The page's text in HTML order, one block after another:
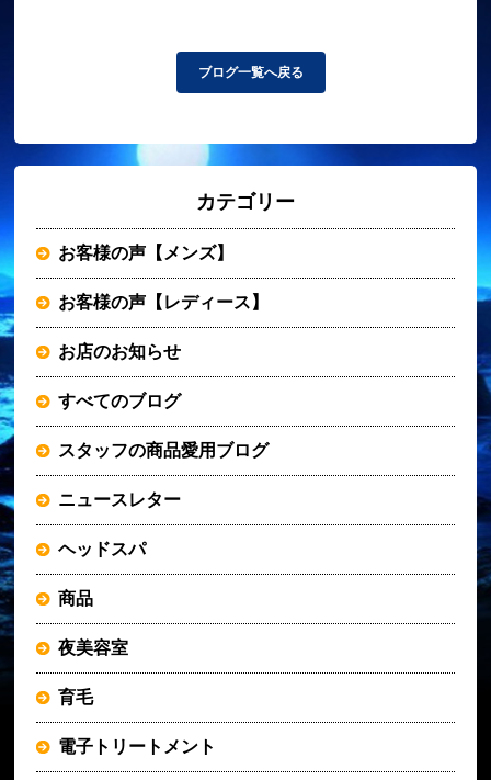
ブログ一覧へ戻る
カテゴリー
お客様の声【メンズ】
お客様の声【レディース】
お店のお知らせ
すべてのブログ
スタッフの商品愛用ブログ
ニュースレター
ヘッドスパ
商品
夜美容室
育毛
電子トリートメント